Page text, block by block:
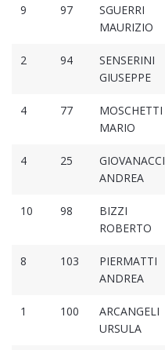
9 97
SGUERRI
MAURIZIO
2 94
SENSERINI
GIUSEPPE
4 77
MOSCHETTI
MARIO
4 25
GIOVANACCI
ANDREA
10 98
BIZZI
ROBERTO
8 103
PIERMATTI
ANDREA
1 100
ARCANGELI
URSULA